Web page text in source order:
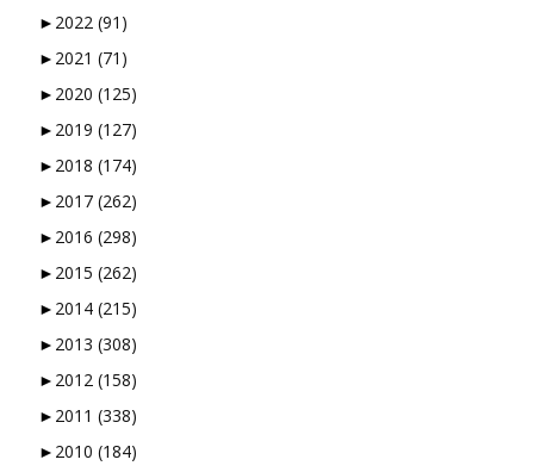
► 2022 (91)
► 2021 (71)
► 2020 (125)
► 2019 (127)
► 2018 (174)
► 2017 (262)
► 2016 (298)
► 2015 (262)
► 2014 (215)
► 2013 (308)
► 2012 (158)
► 2011 (338)
► 2010 (184)